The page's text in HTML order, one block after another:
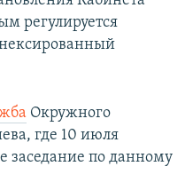
регулируется
Окружного
где 10 июля
заседание по данному